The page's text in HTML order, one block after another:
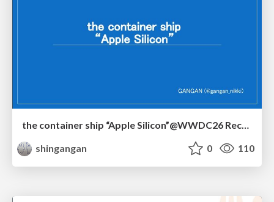
the container ship “Apple Silicon”@WWDC26 Recap -Japan-\(region).swift
shingangan
0 110